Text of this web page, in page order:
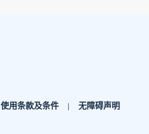
使用条款及条件 无障碍声明